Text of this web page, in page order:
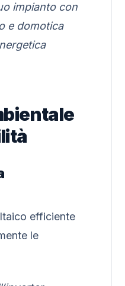
impianto con
e domotica
efficiente
le